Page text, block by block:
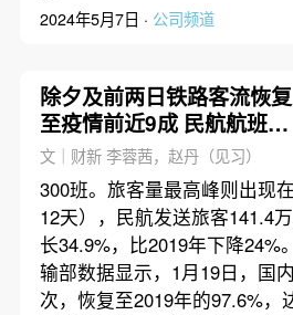
2024年5月7日 · 公司频道
除夕及前两日铁路客流恢复
至疫情前近9成 民航航班量
接近疫情前
文｜财新 李蓉茜，赵丹（见习）
300班。旅客量最高峰则出现
12天），民航发送旅客141.4
长34.9%，比2019年下降24%。
输部数据显示，1月19日，国
次，恢复至2019年的97.6%，